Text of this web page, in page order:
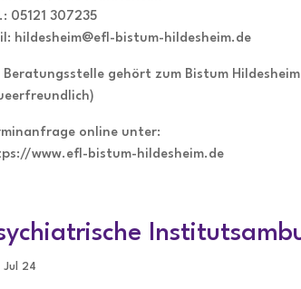
05121 307235
hildesheim@efl-bistum-hildesheim.de
Beratungsstelle gehört zum Bistum
online unter:
www.efl-bistum-hildesheim.de
Jul 24